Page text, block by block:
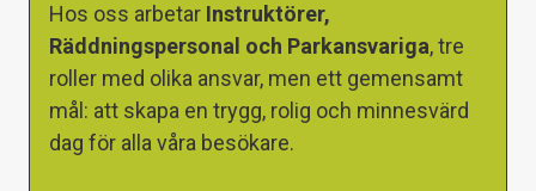
Hos oss arbetar Instruktörer,
Räddningspersonal och Parkansvariga, tre
roller med olika ansvar, men ett gemensamt
mål: att skapa en trygg, rolig och minnesvärd
dag för alla våra besökare.